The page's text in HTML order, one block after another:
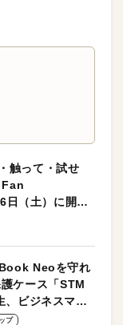
触って・試せ
Fan
（土）に開催
Neoを守れ
ケース「STM
ビジネスマン
プ